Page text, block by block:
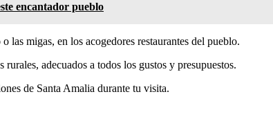
encantador pueblo
las migas, en los acogedores restaurantes del pueblo.
adecuados a todos los gustos y presupuestos.
de Santa Amalia durante tu visita.